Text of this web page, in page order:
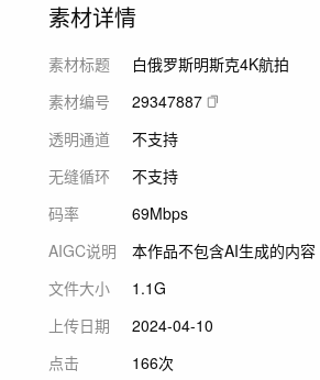
素材详情
素材标题
白俄罗斯明斯克4K航拍
素材编号
29347887
透明通道
不支持
无缝循环
不支持
码率
69Mbps
AIGC说明
本作品不包含AI生成的内容
文件大小
1.1G
上传日期
2024-04-10
点击
166次